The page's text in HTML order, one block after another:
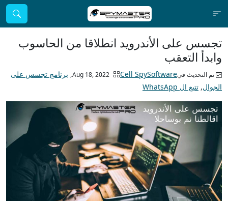
تجسس على الأندرويد انطلاقا من الحاسوب
وابدأ التعقب
تم التحديث فيAug 18, 2022Cell SpySoftware
, برنامج تجسس على
الجوال, تتبع ال WhatsApp